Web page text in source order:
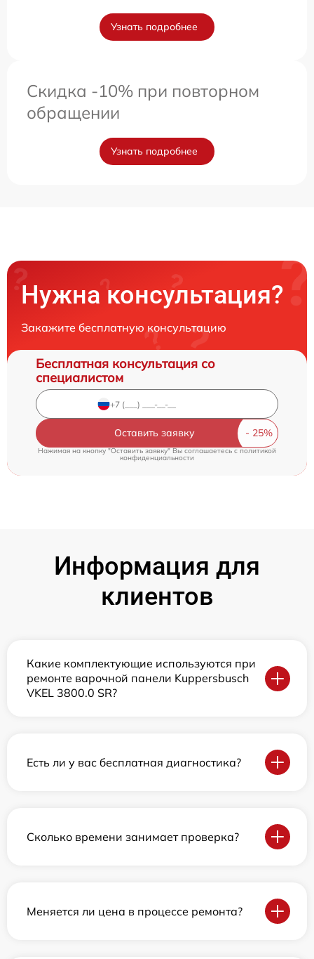
Узнать подробнее
Скидка -10% при повторном
обращении
Узнать подробнее
Нужна консультация?
Закажите бесплатную консультацию
Бесплатная консультация со
специалистом
Оставить заявку
Нажимая на кнопку "Оставить заявку" Вы соглашаетесь c политикой
конфиденциальности
Информация для
клиентов
Какие комплектующие используются при
ремонте варочной панели Kuppersbusch
VKEL 3800.0 SR?
Есть ли у вас бесплатная диагностика?
Сколько времени занимает проверка?
Меняется ли цена в процессе ремонта?